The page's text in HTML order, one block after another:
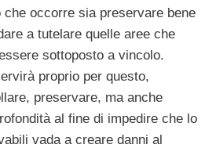
occorre sia preservare bene
a tutelare quelle aree che
sottoposto a vincolo.
proprio per questo,
preservare, ma anche
al fine di impedire che lo
vada a creare danni al